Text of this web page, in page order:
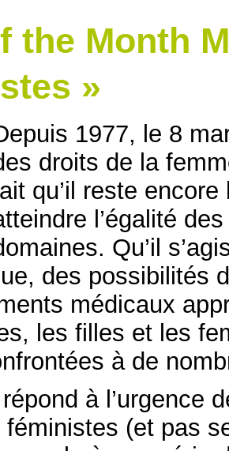
the Month
»
1977, le 8
droits de la
qu’il reste
l’égalité
Qu’il
des possibilités
médicaux
les filles et les
à de
à l’urgence
féministes (et pas